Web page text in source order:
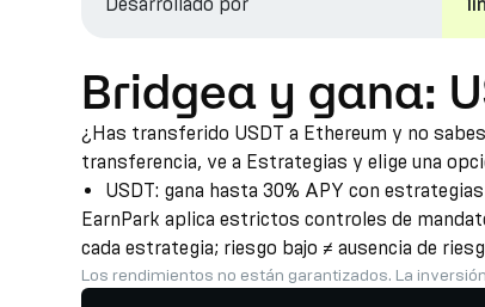
Bridgea y gana:
¿Has transferido USDT a Ethereum y no
transferencia, ve a Estrategias y elige una
USDT: gana hasta 30% APY con
EarnPark aplica estrictos controles de
cada estrategia; riesgo bajo ≠ ausencia de
Los rendimientos no están garantizados. La